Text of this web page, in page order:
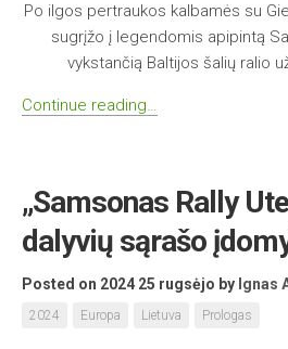
Po ilgos pertraukos kalbamės su
sugrįžo į legendomis apipintą
vykstančią Baltijos šalių ralio
Continue reading…
„Samsonas Rally
dalyvių sąrašo
Posted on 2024 25 rugsėjo by Ignas
2024 Europa Lietuva Prologas